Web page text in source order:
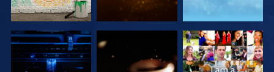
DÉCOUVRIR
DÉCOUVRIR
REGARDER